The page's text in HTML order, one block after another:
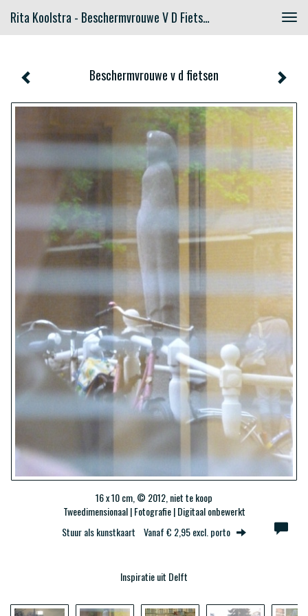
Rita Koolstra - Beschermvrouwe V D Fietsen
Beschermvrouwe v d fietsen
16 x 10 cm, © 2012, niet te koop
Tweedimensionaal | Fotografie | Digitaal onbewerkt
Stuur als kunstkaart Vanaf € 2,95 excl. porto
Inspiratie uit Delft